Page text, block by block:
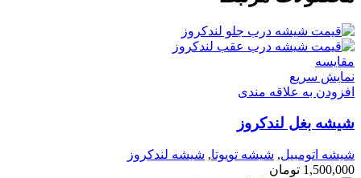
مقايسه
نمایش سریع
افزودن به علاقه مندی
شیشه بغل لندکروز
شیشه اتومبیل, شیشه تویوتا, شیشه لندکروز
1,500,000 تومان